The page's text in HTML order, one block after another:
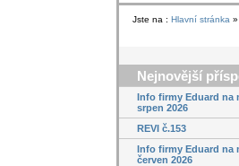
Jste na : Hlavní stránka »
Nejnovější
Info firmy Eduard na
srpen 2026
REVI č.153
Info firmy Eduard na
červen 2026